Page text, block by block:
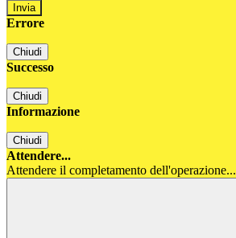
Errore
Chiudi
Successo
Chiudi
Informazione
Chiudi
Attendere...
Attendere il completamento dell'operazione...